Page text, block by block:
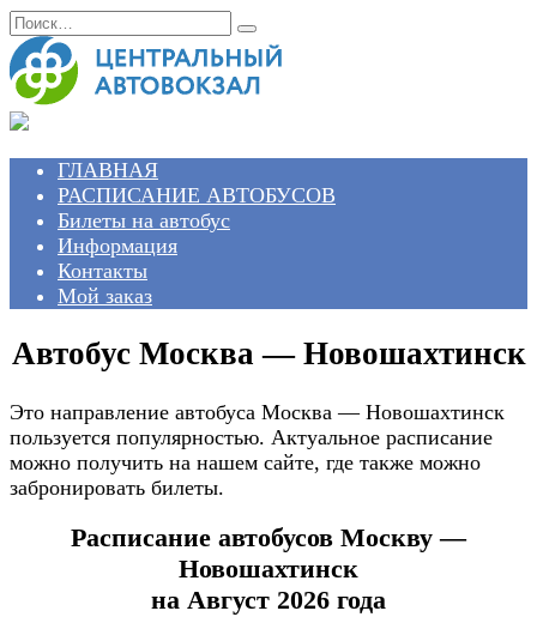
Перейти
к
содержанию
Search
for:
ГЛАВНАЯ
РАСПИСАНИЕ АВТОБУСОВ
Билеты на автобус
Информация
Контакты
Мой заказ
Автобус Москва — Новошахтинск
Это направление автобуса Москва — Новошахтинск
пользуется популярностью. Актуальное расписание
можно получить на нашем сайте, где также можно
забронировать билеты.
Расписание автобусов Москву —
Новошахтинск
на Август 2026 года